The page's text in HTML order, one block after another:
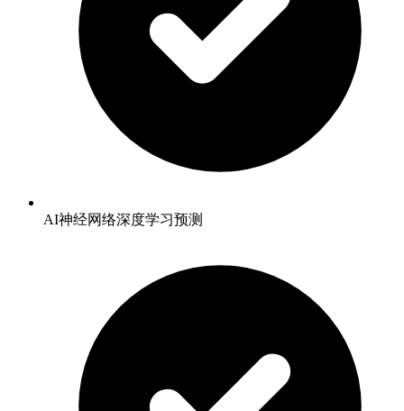
AI神经网络深度学习预测